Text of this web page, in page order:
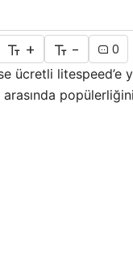
+ -
0
ücretli litespeed’e